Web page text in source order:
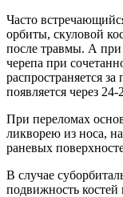
Часто
орбиты, скуловой
после травмы. А
черепа при
распространяется
появляется через
При переломах
ликворею из носа,
раневых
В случае
подвижность